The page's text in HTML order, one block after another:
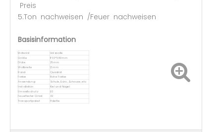
Preis
5.Ton nachweisen /Feuer nachweisen
Basisinformation
Material
Holzwolle
Größe
1160*580mm
Dicke
25mm
Wollbreite
1,5mm
Rand
Quadrat
Farbe
Rohe Farbe
Anwendung
Schule, Büro, Zuhause, etc
Installation
Kiel und Nagel
Umweltschutz
E0
Feuerfester Grad
A2
Transportpaket Palette